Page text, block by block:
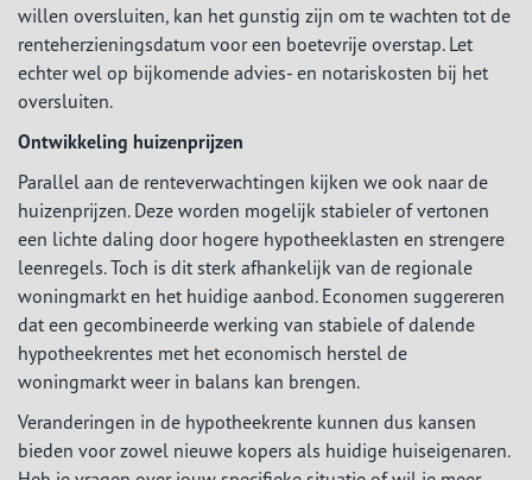
willen oversluiten, kan het gunstig zijn om te wachten tot de
renteherzieningsdatum voor een boetevrije overstap. Let
echter wel op bijkomende advies- en notariskosten bij het
oversluiten.
Ontwikkeling huizenprijzen
Parallel aan de renteverwachtingen kijken we ook naar de
huizenprijzen. Deze worden mogelijk stabieler of vertonen
een lichte daling door hogere hypotheeklasten en strengere
leenregels. Toch is dit sterk afhankelijk van de regionale
woningmarkt en het huidige aanbod. Economen suggereren
dat een gecombineerde werking van stabiele of dalende
hypotheekrentes met het economisch herstel de
woningmarkt weer in balans kan brengen.
Veranderingen in de hypotheekrente kunnen dus kansen
bieden voor zowel nieuwe kopers als huidige huiseigenaren.